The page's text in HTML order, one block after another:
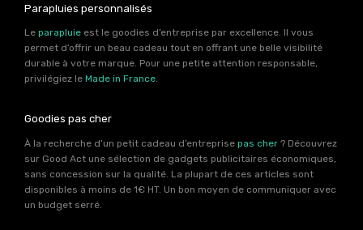
Parapluies personnalisés
Le parapluie est le goodies d’entreprise par excellence. Il vous
permet d’offrir un beau cadeau tout en offrant une belle visibilité
durable à votre marque. Pour une petite attention responsable,
privilégiez le Made in France.
Goodies pas cher
À la recherche d’un petit cadeau d’entreprise pas cher ? Découvrez
sur Good Act une sélection de gadgets publicitaires économiques,
sans concession sur la qualité. La plupart de ces articles sont
disponibles à moins de 1€ HT. Un bon moyen de communiquer avec
un budget serré.